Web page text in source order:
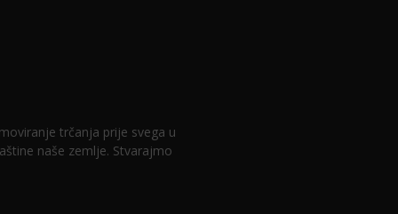
trčanja prije svega u
naše zemlje. Stvarajmo